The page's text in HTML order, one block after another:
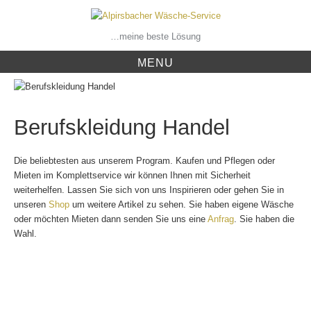
…meine beste Lösung
MENU
Berufskleidung Handel
Die beliebtesten aus unserem Program. Kaufen und Pflegen oder
Mieten im Komplettservice wir können Ihnen mit Sicherheit
weiterhelfen. Lassen Sie sich von uns Inspirieren oder gehen Sie in
unseren Shop um weitere Artikel zu sehen. Sie haben eigene Wäsche
oder möchten Mieten dann senden Sie uns eine Anfrag. Sie haben die
Wahl.